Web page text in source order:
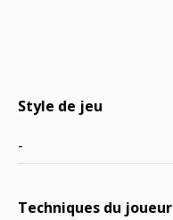
Style de jeu
-
Techniques du joueur